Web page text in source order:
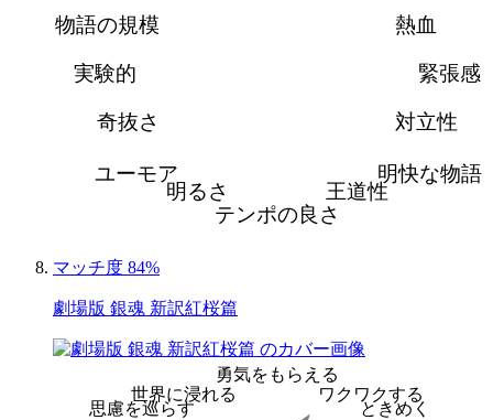
熱血
緊張感
対立性
明快な物語
王道性
テンポの良さ
明るさ
ユーモア
奇抜さ
実験的
物語の規模
マッチ度 84%
劇場版 銀魂 新訳紅桜篇
勇気をもらえる
ワクワクする
ときめく
思慮を巡らす
世界に浸れる